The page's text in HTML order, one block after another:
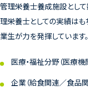
管理栄養士養成施設として
理栄養士としての実績はも
業生が力を発揮しています。
医療・福祉分野（医療
企業（給食関連／食品